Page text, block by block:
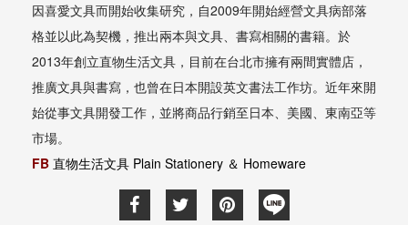
因喜愛文具而開始收集研究，自2009年開始經營文具病部落
格並以此為契機，推出兩本與文具、書寫相關的書籍。於
2013年創立直物生活文具，目前在台北市擁有兩間實體店，
推廣文具與書寫，也曾在日本開設英文書法工作坊。近年來開
始從事文具開發工作，並將商品行銷至日本、美國、東南亞等
市場。
FB 直物生活文具 Plain Stationery ＆ Homeware